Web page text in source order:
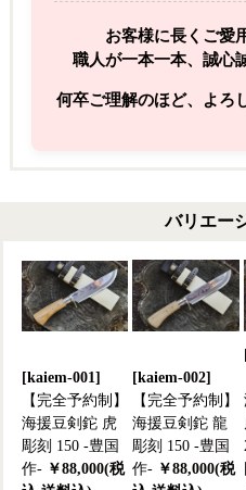
お客様に長くご愛
職人が一本一本、誠心
何卒ご理解のほど、よろ
バリエー
[kaiem-001]
【完全予約制】
海援豆剣鉈 虎
彫刻 150 -豊国
作- ￥88,000(税
[kaiem-002]
【完全予約制】
海援豆剣鉈 龍
彫刻 150 -豊国
作- ￥88,000(税